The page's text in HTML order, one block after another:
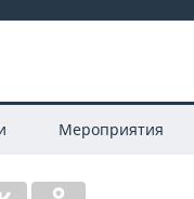
Мероприятия